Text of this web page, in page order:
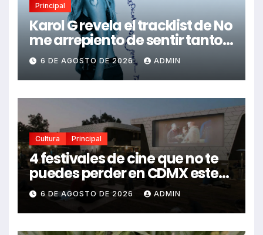
Principal
Karol G revela el tracklist de No
me arrepiento de sentir tanto:
Drake, Bruno Mars y más
estrellas se suman al álbum
6 DE AGOSTO DE 2026 ADMIN
Cultura Principal
4 festivales de cine que no te
puedes perder en CDMX este
2026
6 DE AGOSTO DE 2026 ADMIN